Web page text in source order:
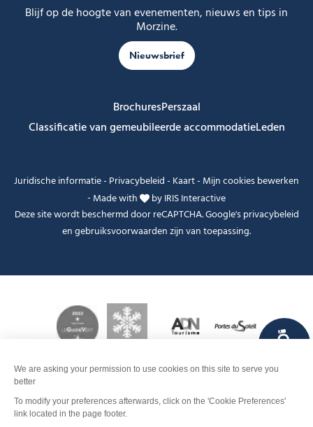
Contact Boek
Blijf op de hoogte van evenementen, nieuws en tips in
Morzine.
Nieuwsbrief
BrochuresPerszaal
Classificatie van gemeubileerde accommodatieLeden
Juridische informatie- Privacybeleid- Kaart- Mijn cookies bewerken
- Made with byIRIS Interactive
Deze site wordt beschermd door reCAPTCHA. Google'sprivacybeleid
engebruiksvoorwaardenzijn van toepassing.
Je peux t'aider ?